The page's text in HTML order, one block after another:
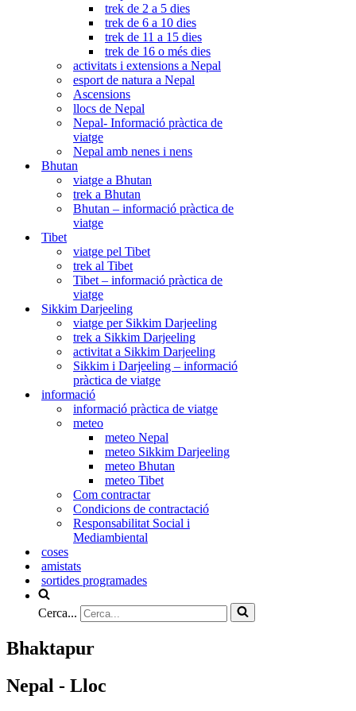
trek de 2 a 5 dies
trek de 6 a 10 dies
trek de 11 a 15 dies
trek de 16 o més dies
activitats i extensions a Nepal
esport de natura a Nepal
Ascensions
llocs de Nepal
Nepal- Informació pràctica de
viatge
Nepal amb nenes i nens
Bhutan
viatge a Bhutan
trek a Bhutan
Bhutan – informació pràctica de
viatge
Tibet
viatge pel Tibet
trek al Tibet
Tibet – informació pràctica de
viatge
Sikkim Darjeeling
viatge per Sikkim Darjeeling
trek a Sikkim Darjeeling
activitat a Sikkim Darjeeling
Sikkim i Darjeeling – informació
pràctica de viatge
informació
informació pràctica de viatge
meteo
meteo Nepal
meteo Sikkim Darjeeling
meteo Bhutan
meteo Tibet
Com contractar
Condicions de contractació
Responsabilitat Social i
Mediambiental
coses
amistats
sortides programades
Cerca...
Bhaktapur
Nepal - Lloc